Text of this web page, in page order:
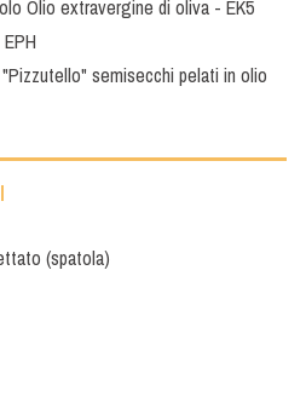
Olio extravergine di oliva - EK5
semisecchi pelati in olio
(spatola)